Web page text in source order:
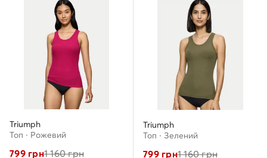
Triumph
Топ · Рожевий
799грн1 160грн
Triumph
Топ · Зелений
799грн1 160грн